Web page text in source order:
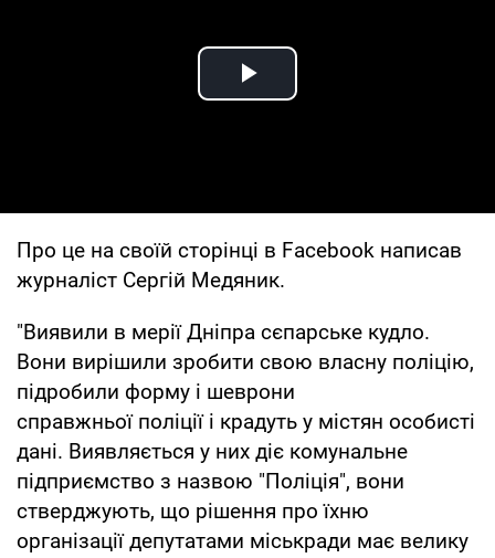
Play Video
Про це на своїй сторінці в Facebook написав
журналіст Сергій Медяник.
"Виявили в мерії Дніпра сєпарське кудло.
Вони вирішили зробити свою власну поліцію,
підробили форму і шеврони
справжньої поліції і крадуть у містян особисті
дані. Виявляється у них діє комунальне
підприємство з назвою "Поліція", вони
стверджують, що рішення про їхню
організації депутатами міськради має велику